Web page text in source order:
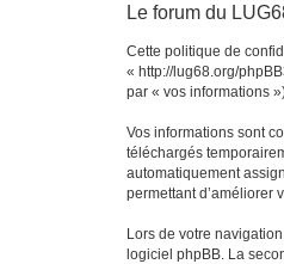
Le forum du
Cette politique de
« http://lug68.org/
par « vos informations
Vos informations sont
téléchargés
automatiquement
permettant d’améliorer
Lors de votre
logiciel phpBB. La